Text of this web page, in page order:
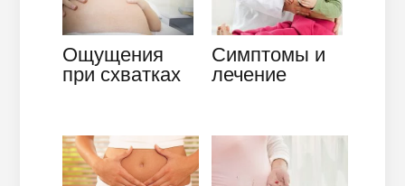
Ощущения
при схватках
процессе
Симптомы и
лечение
предупредить
бороться?